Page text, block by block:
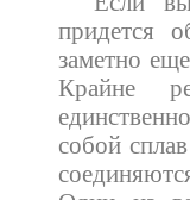
придется
заметно
Крайне
собой